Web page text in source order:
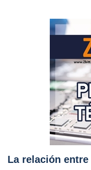
La relación